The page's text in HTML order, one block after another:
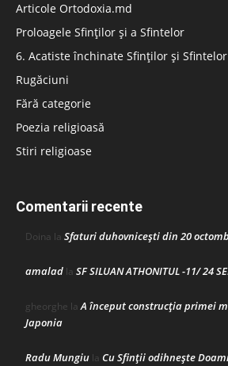
Articole Ortodoxia.md
Proloagele Sfinților și a Sfintelor
6. Acatiste închinate Sfinților și Sfintelor
Rugăciuni
Fără categorie
Poezia religioasă
Stiri religioase
Comentarii recente
Doina la Sfaturi duhovnicești din 20
amalad la SF SILUAN ATHONITUL -11/ 24
gheorghe laA început construcţia primei
Japonia
Radu Mungiu la Cu Sfinții odihnește